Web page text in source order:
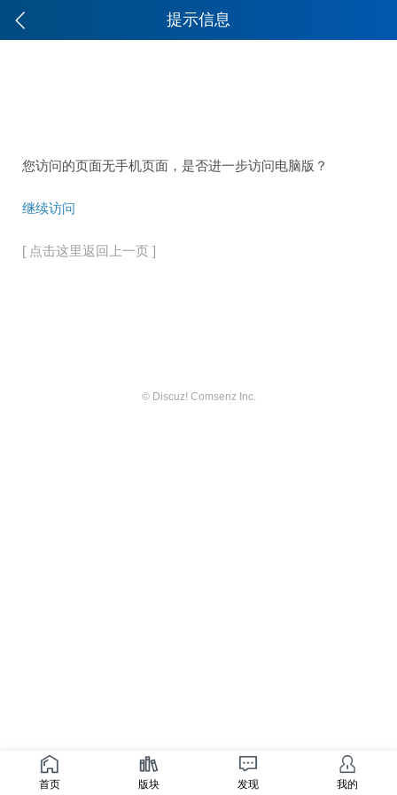
提示信息
您访问的页面无手机页面，是否进一步访问电脑版？
继续访问
[ 点击这里返回上一页 ]
© Discuz! Comsenz Inc.
首页 版块 发现 我的